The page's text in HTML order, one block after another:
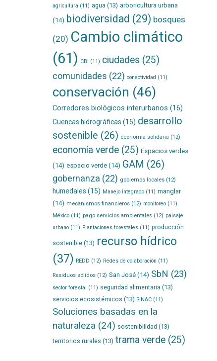
agricultura (11) agua (13) arboricultura urbana
(14) biodiversidad (29) bosques
(20) Cambio climático
(61) CBI (11) ciudades (25)
comunidades (22) conectividad (11)
conservación (46)
Corredores biológicos interurbanos (16)
Cuencas hidrográficas (15) desarrollo
sostenible (26) economía solidaria (12)
economía verde(25) Espacios verdes
(14) espacio verde(14) GAM (26)
gobernanza (22) gobiernos locales(12)
humedales (15) Manejo integrado(11) manglar
(14) mecanismos financieros(12) monitoreo(11)
México(11) pago servicios ambientales(12) paisaje
urbano(11) Plantaciones forestales(11) producción
sostenible(13) recurso hídrico
(37) REDD (12) Redes de colaboración (11)
Residuos sólidos(12) San José(14) SbN (23)
sector forestal (11) seguridad alimentaria (13)
servicios ecosistémicos (13) SINAC(11)
Soluciones basadas en la
naturaleza (24) sostenibilidad (13)
territorios rurales (13) trama verde(25)